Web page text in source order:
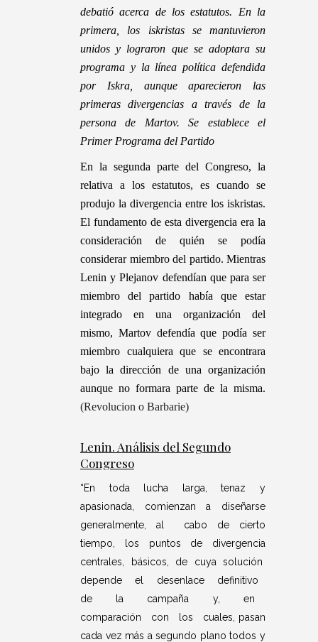
debatió acerca de los estatutos. En la
primera, los iskristas se mantuvieron
unidos y lograron que se adoptara su
programa y la línea política defendida
por Iskra, aunque aparecieron las
primeras divergencias a través de la
persona de Martov.Se establece el
Primer Programa del Partido
En la segunda parte del Congreso, la
relativa a los estatutos, es cuando se
produjo la divergencia entre los iskristas.
El fundamento de esta divergencia era la
consideración de quién se podía
considerar miembro del partido. Mientras
Lenin y Plejanov defendían que para ser
miembro del partido había que estar
integrado en una organización del
mismo, Martov defendía que podía ser
miembro cualquiera que se encontrara
bajo la dirección de una organización
aunque no formara parte de la misma.
(Revolucion o Barbarie)
Lenin. Análisis del Segundo
Congreso
“En toda lucha larga, tenaz y
apasionada, comienzan a diseñarse
generalmente, al cabo de cierto
tiempo, los puntos de divergencia
centrales, básicos, de cuya solución
depende el desenlace definitivo
de la campaña y, en
comparación con los cuales, pasan
cada vez más a segundo plano todos y